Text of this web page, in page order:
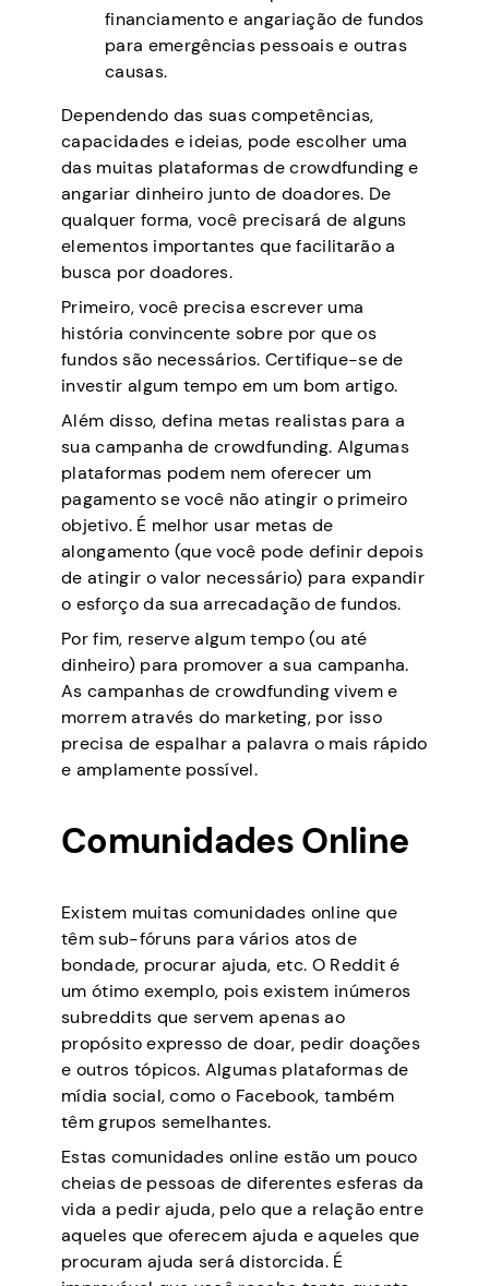
financiamento e angariação de fundos
para emergências pessoais e outras
causas.
Dependendo das suas competências,
capacidades e ideias, pode escolher uma
das muitas plataformas de crowdfunding e
angariar dinheiro junto de doadores. De
qualquer forma, você precisará de alguns
elementos importantes que facilitarão a
busca por doadores.
Primeiro, você precisa escrever uma
história convincente sobre por que os
fundos são necessários. Certifique-se de
investir algum tempo em um bom artigo.
Além disso, defina metas realistas para a
sua campanha de crowdfunding. Algumas
plataformas podem nem oferecer um
pagamento se você não atingir o primeiro
objetivo. É melhor usar metas de
alongamento (que você pode definir depois
de atingir o valor necessário) para expandir
o esforço da sua arrecadação de fundos.
Por fim, reserve algum tempo (ou até
dinheiro) para promover a sua campanha.
As campanhas de crowdfunding vivem e
morrem através do marketing, por isso
precisa de espalhar a palavra o mais rápido
e amplamente possível.
Comunidades Online
Existem muitas comunidades online que
têm sub-fóruns para vários atos de
bondade, procurar ajuda, etc. O Reddit é
um ótimo exemplo, pois existem inúmeros
subreddits que servem apenas ao
propósito expresso de doar, pedir doações
e outros tópicos. Algumas plataformas de
mídia social, como o Facebook, também
têm grupos semelhantes.
Estas comunidades online estão um pouco
cheias de pessoas de diferentes esferas da
vida a pedir ajuda, pelo que a relação entre
aqueles que oferecem ajuda e aqueles que
procuram ajuda será distorcida. É